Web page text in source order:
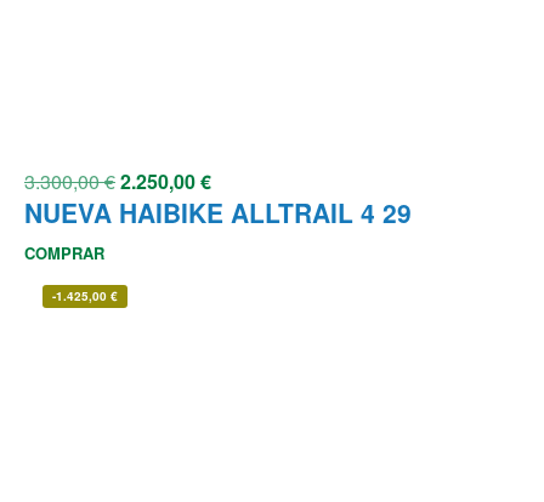
3.300,00€2.250,00€
NUEVA HAIBIKE ALLTRAIL 4 29
COMPRAR
-1.425,00 €